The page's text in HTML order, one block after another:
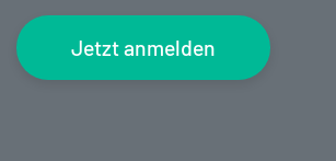
Jetzt anmelden